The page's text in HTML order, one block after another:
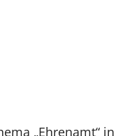
„Ehrenamt“ in